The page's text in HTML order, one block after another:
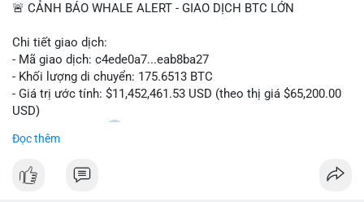
🚨 CẢNH BÁO WHALE ALERT - GIAO DỊCH BTC LỚN
Chi tiết giao dịch:
- Mã giao dịch: c4ede0a7...eab8ba27
- Khối lượng di chuyển: 175.6513 BTC
- Giá trị ước tính: $11,452,461.53 USD (theo thị giá $65,200.00
USD)
- Thời gian: 14:20
Nhận định phân tích:
Khối lượng 175.65 BTC trị giá hơn 11.45 triệu USD được phát
Đọc thêm